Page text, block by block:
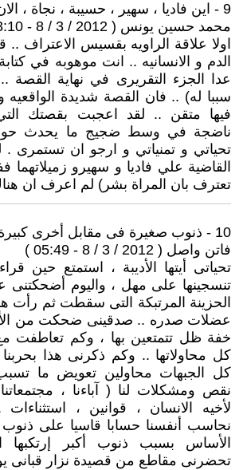
9 - اين فاديا ، سهير ، حسيبة ، نجاة ، الان
محمد حسين يونس ( 2012 / 3 / 8 - 03:10 )
اولا علاقة الراويه بقسيس الاعتراف ..
الدم و الانسانيه .. انت موهوبه في كتابة
عدا الجزء التقريرى في نهاية القصة
سببا له) .. فان القصة شديدة الواقعيه
فيها متقن .. لقد اعجبت بقصتك
ناضجة في وسط ضجيج ما يحدث
تحياتي و تمنياتي و ارجو ان تستمرى .
القاضية علي فاديا و سهيرو زميلاتهما
تعترف بان المراة بشر) لم اعرف ان
10 - ذنوب صغيرة فى مقابل أخرى كبيرة
فاتن واصل ( 2012 / 3 / 8 - 05:49 )
تحياتى أيتها الأديبة ، استمتع حين
تنسجينها على مهل ، واليوم أضحكتنى
الحزينة المرتبكة التى سقطت ثم رأت
عضلات صدره .. صدقينى ضحكت من
خفة ظل تتمتعين بها ، وكم تعاطفت
كل محاولاتها .. وكم ذكرنى هذا
كل الجبهات محاولين تعويض ما
نقص ومشكلات لنا ( آباءنا ،
لأخيه الانسان ، قوانين ،
نحاسب أنفسنا حسابا قاسيا على
الأساس بسبب ذنوب أكبر إرتكبها
تحضرنى مقاطع من قصيدة نزار قبانى